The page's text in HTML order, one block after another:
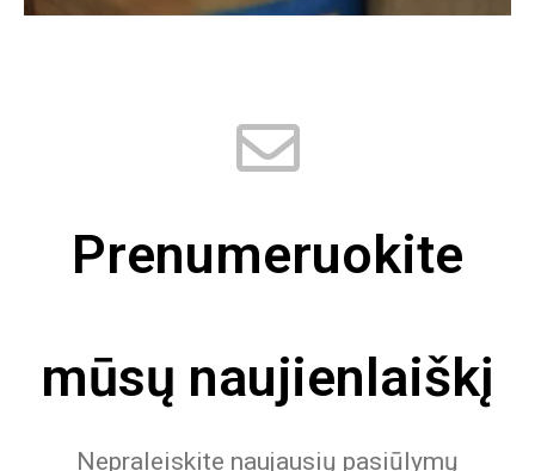
Prenumeruokite
mūsų naujienlaiškį
Nepraleiskite naujausių pasiūlymų